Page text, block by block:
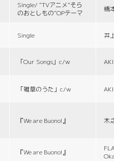
Single/ “TVアニメ“そら
のおとしもの”OPテーマ
橋
Single 井
「Our Songs」c/w
「雑草のうた」c/w
『We are Buono!』 木
『We are Buono!』